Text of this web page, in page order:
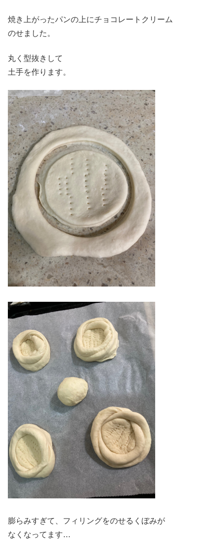
焼き上がったパンの上にチョコレートクリーム
のせました。
丸く型抜きして
土手を作ります。
膨らみすぎて、フィリングをのせるくぼみが
なくなってます…